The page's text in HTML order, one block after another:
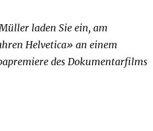
laden Sie ein, am
Helvetica» an einem
des Dokumentarfilms